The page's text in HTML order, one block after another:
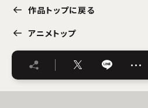
作品トップに戻る
アニメトップ
…